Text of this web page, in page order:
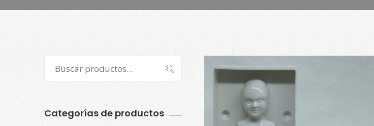
por:
Buscar
Categorías de productos